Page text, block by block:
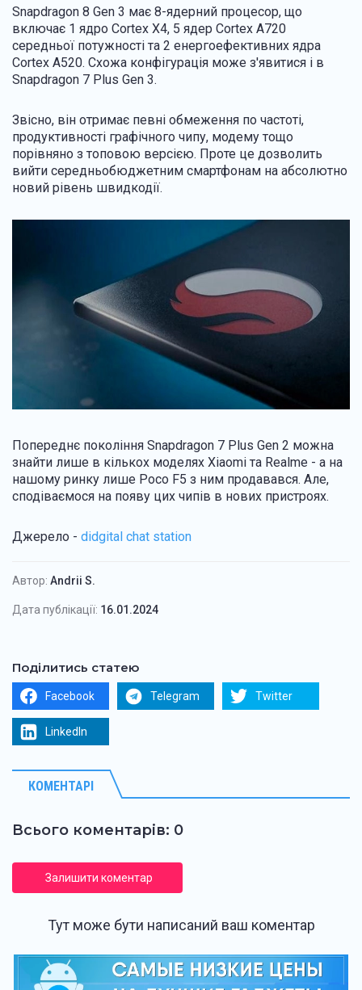
Snapdragon 8 Gen 3 має 8-ядерний процесор, що
включає 1 ядро Cortex X4, 5 ядер Cortex A720
середньої потужності та 2 енергоефективних ядра
Cortex A520. Схожа конфігурація може з'явитися і в
Snapdragon 7 Plus Gen 3.
Звісно, він отримає певні обмеження по частоті,
продуктивності графічного чипу, модему тощо
порівняно з топовою версією. Проте це дозволить
вийти середньобюджетним смартфонам на абсолютно
новий рівень швидкодії.
Попереднє покоління Snapdragon 7 Plus Gen 2 можна
знайти лише в кількох моделях Xiaomi та Realme - а на
нашому ринку лише Poco F5 з ним продавався. Але,
сподіваємося на появу цих чипів в нових пристроях.
Джерело - didgital chat station
Автор: Andrii S.
Дата публікації: 16.01.2024
Поділитись статею
Facebook Telegram Twitter
LinkedIn
КОМЕНТАРІ
Всього коментарів: 0
Залишити коментар
Тут може бути написаний ваш коментар